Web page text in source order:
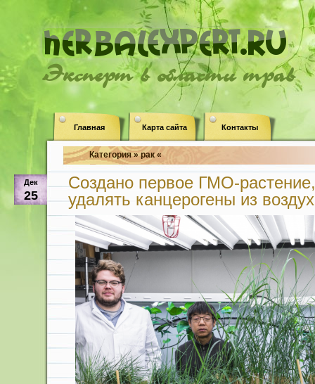
Эксперт в области трав
Главная Карта сайта Контакты
Категория » рак «
Дек
25
Создано первое ГМО-
удалять канцерогены из